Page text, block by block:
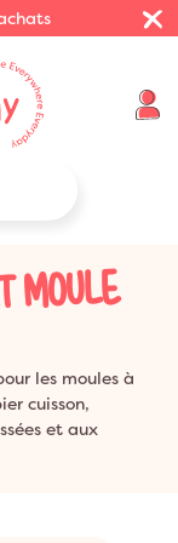
MOULE
les moules à
cuisson,
et aux
de la couleur à
La plupart de